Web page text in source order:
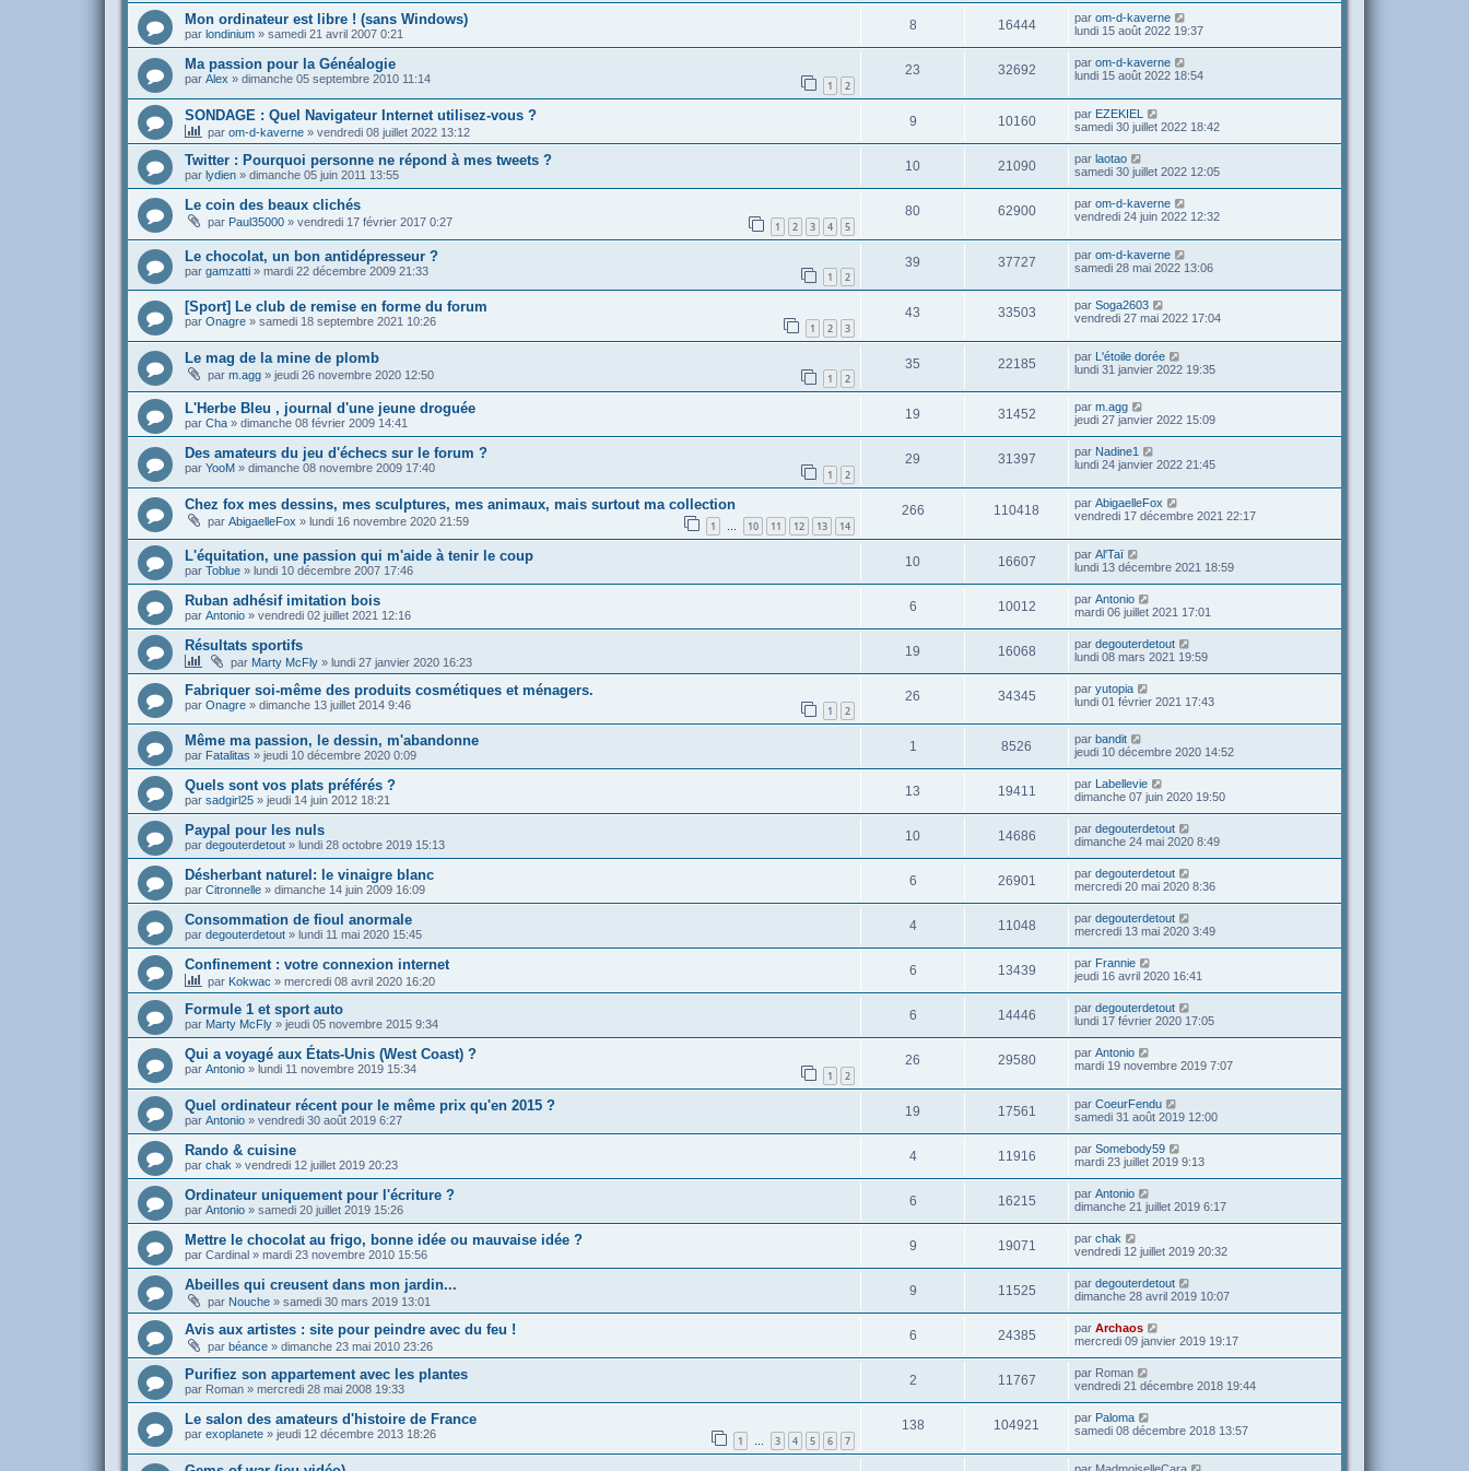
Mon ordinateur est libre ! (sans Windows)
par londinium » samedi 21 avril 2007 0:21
8 16444 par om-d-kaverne
lundi 15 août 2022 19:37
Ma passion pour la Généalogie
par Alex » dimanche 05 septembre 2010 11:14 1 2
23 32692 par om-d-kaverne
lundi 15 août 2022 18:54
SONDAGE : Quel Navigateur Internet utilisez-vous ?
par om-d-kaverne » vendredi 08 juillet 2022 13:12
9 10160 par EZEKIEL
samedi 30 juillet 2022 18:42
Twitter : Pourquoi personne ne répond à mes tweets ?
par lydien » dimanche 05 juin 2011 13:55
10 21090 par laotao
samedi 30 juillet 2022 12:05
Le coin des beaux clichés
par Paul35000 » vendredi 17 février 2017 0:27 1 2 3 4 5
80 62900 par om-d-kaverne
vendredi 24 juin 2022 12:32
Le chocolat, un bon antidépresseur ?
par gamzatti » mardi 22 décembre 2009 21:33 1 2
39 37727 par om-d-kaverne
samedi 28 mai 2022 13:06
[Sport] Le club de remise en forme du forum
par Onagre » samedi 18 septembre 2021 10:26 1 2 3
43 33503 par Soga2603
vendredi 27 mai 2022 17:04
Le mag de la mine de plomb
par m.agg » jeudi 26 novembre 2020 12:50 1 2
35 22185 par L'étoile dorée
lundi 31 janvier 2022 19:35
L'Herbe Bleu , journal d'une jeune droguée
par Cha » dimanche 08 février 2009 14:41
19 31452 par m.agg
jeudi 27 janvier 2022 15:09
Des amateurs du jeu d'échecs sur le forum ?
par YooM » dimanche 08 novembre 2009 17:40 1 2
29 31397 par Nadine1
lundi 24 janvier 2022 21:45
Chez fox mes dessins, mes sculptures, mes animaux, mais surtout ma collection
par AbigaelleFox » lundi 16 novembre 2020 21:59 1 … 10 11 12 13 14
266 110418 par AbigaelleFox
vendredi 17 décembre 2021 22:17
L'équitation, une passion qui m'aide à tenir le coup
par Toblue » lundi 10 décembre 2007 17:46
10 16607 par Al'Taï
lundi 13 décembre 2021 18:59
Ruban adhésif imitation bois
par Antonio » vendredi 02 juillet 2021 12:16
6 10012 par Antonio
mardi 06 juillet 2021 17:01
Résultats sportifs
par Marty McFly » lundi 27 janvier 2020 16:23
19 16068 par degouterdetout
lundi 08 mars 2021 19:59
Fabriquer soi-même des produits cosmétiques et ménagers.
par Onagre » dimanche 13 juillet 2014 9:46 1 2
26 34345 par yutopia
lundi 01 février 2021 17:43
Même ma passion, le dessin, m'abandonne
par Fatalitas » jeudi 10 décembre 2020 0:09
1 8526 par bandit
jeudi 10 décembre 2020 14:52
Quels sont vos plats préférés ?
par sadgirl25 » jeudi 14 juin 2012 18:21
13 19411 par
Labellevie
dimanche 07 juin 2020 19:50
Paypal pour les nuls
par degouterdetout » lundi 28 octobre 2019 15:13
10 14686 par degouterdetout
dimanche 24 mai 2020 8:49
Désherbant naturel: le vinaigre blanc
par Citronnelle » dimanche 14 juin 2009 16:09
6 26901 par degouterdetout
mercredi 20 mai 2020 8:36
Consommation de fioul anormale
par degouterdetout » lundi 11 mai 2020 15:45
4 11048 par degouterdetout
mercredi 13 mai 2020 3:49
Confinement : votre connexion internet
par Kokwac » mercredi 08 avril 2020 16:20
6 13439 par Frannie
jeudi 16 avril 2020 16:41
Formule 1 et sport auto
par Marty McFly » jeudi 05 novembre 2015 9:34
6 14446 par degouterdetout
lundi 17 février 2020 17:05
Qui a voyagé aux États-Unis (West Coast) ?
par Antonio » lundi 11 novembre 2019 15:34 1 2
26 29580 par Antonio
mardi 19 novembre 2019 7:07
Quel ordinateur récent pour le même prix qu'en 2015 ?
par Antonio » vendredi 30 août 2019 6:27
19 17561 par CoeurFendu
samedi 31 août 2019 12:00
Rando & cuisine
par chak » vendredi 12 juillet 2019 20:23
4 11916 par Somebody59
mardi 23 juillet 2019 9:13
Ordinateur uniquement pour l'écriture ?
par Antonio » samedi 20 juillet 2019 15:26
6 16215 par Antonio
dimanche 21 juillet 2019 6:17
Mettre le chocolat au frigo, bonne idée ou mauvaise idée ?
par Cardinal » mardi 23 novembre 2010 15:56
9 19071 par chak
vendredi 12 juillet 2019 20:32
Abeilles qui creusent dans mon jardin...
par Nouche » samedi 30 mars 2019 13:01
9 11525 par degouterdetout
dimanche 28 avril 2019 10:07
Avis aux artistes : site pour peindre avec du feu !
par béance » dimanche 23 mai 2010 23:26
6 24385 par Archaos
mercredi 09 janvier 2019 19:17
Purifiez son appartement avec les plantes
par Roman » mercredi 28 mai 2008 19:33
2 11767 par Roman
vendredi 21 décembre 2018 19:44
Le salon des amateurs d'histoire de France
par exoplanete » jeudi 12 décembre 2013 18:26 1 … 3 4 5 6 7
138 104921 par Paloma
samedi 08 décembre 2018 13:57